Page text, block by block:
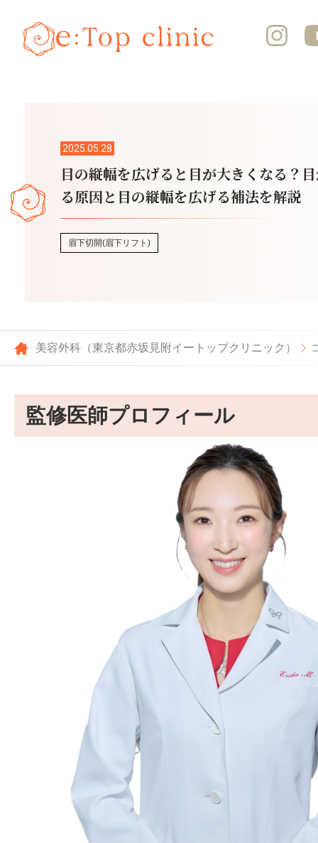
眉下切開(眉下リフト)
目の縦幅を広げると目が大きくなる？
る原因と目の縦幅を広げる補法を解説
2025.05.28
美容外科（東京都赤坂見附イートップクリニック）
監修医師プロフィール